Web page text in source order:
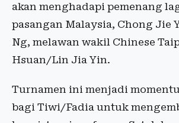
akan menghadapi pemenang
pasangan Malaysia, Chong Jie
Ng, melawan wakil Chinese
Hsuan/Lin Jia Yin.
Turnamen ini menjadi
bagi Tiwi/Fadia untuk